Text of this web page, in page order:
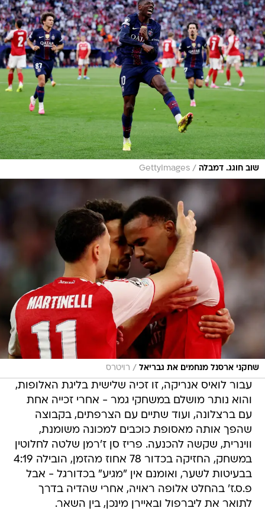
שוב חוגג. דמבלה /
GettyImages
שחקני ארסנל מנחמים את גבריאל / רויטרס
עבור לואיס אנריקה, זו זכיה שלישית בליגת האלופות,
והוא נותר מושלם במשחקי גמר - אחרי זכייה אחת
עם ברצלונה, ועוד שתיים עם הצרפתים, בקבוצה
שהפך אותה מאסופת כוכבים למכונה משומנת,
ווינרית, שקשה להכנעה. פריז סן ז'רמן שלטה לחלוטין
במשחק, החזיקה בכדור 78 אחוז מהזמן, הובילה 4:19
בבעיטות לשער, ואומנם אין "מגיע" בכדורגל - אבל
פ.ס.ז' בהחלט אלופה ראויה, אחרי שהדיה בדרך
לתואר את ליברפול ובאיירן מינכן, בין השאר.